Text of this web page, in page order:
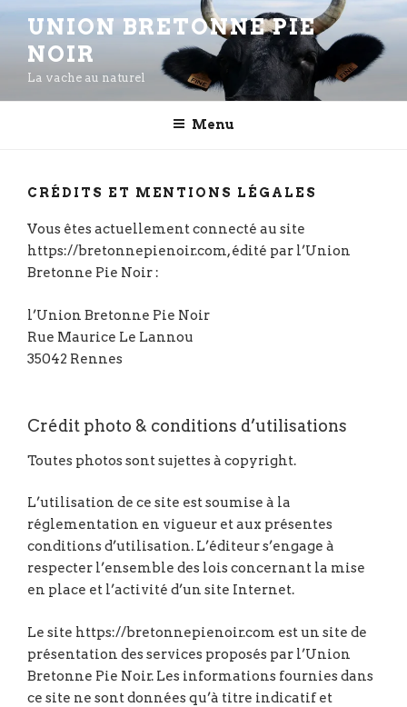
Aller
contenu
principal
UNION BRETONNE PIE
NOIR
La vache au naturel
Menu
CRÉDITS ET MENTIONS LÉGALES
Vous êtes actuellement connecté au site
https://bretonnepienoir.com, édité par l’Union
Bretonne Pie Noir :
l’Union Bretonne Pie Noir
Rue Maurice Le Lannou
35042 Rennes
Crédit photo & conditions d’utilisations
Toutes photos sont sujettes à copyright.
L’utilisation de ce site est soumise à la
réglementation en vigueur et aux présentes
conditions d’utilisation. L’éditeur s’engage à
respecter l’ensemble des lois concernant la mise
en place et l’activité d’un site Internet.
Le site https://bretonnepienoir.com est un site de
présentation des services proposés par l’Union
Bretonne Pie Noir. Les informations fournies dans
ce site ne sont données qu’à titre indicatif et